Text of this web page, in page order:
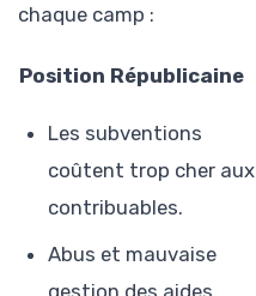
chaque camp :
Position Républicaine
Les subventions
coûtent trop cher aux
contribuables.
Abus et mauvaise
gestion des aides.